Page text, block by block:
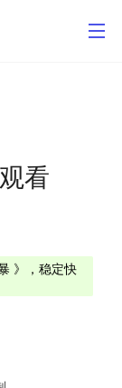
看
》，稳定快